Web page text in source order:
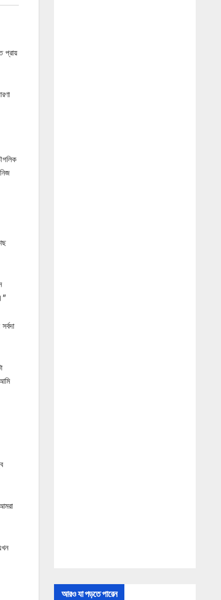
প্রায়
আরও যা পড়তে পারেন